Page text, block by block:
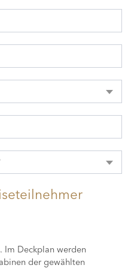
Im Deckplan werden
der gewählten